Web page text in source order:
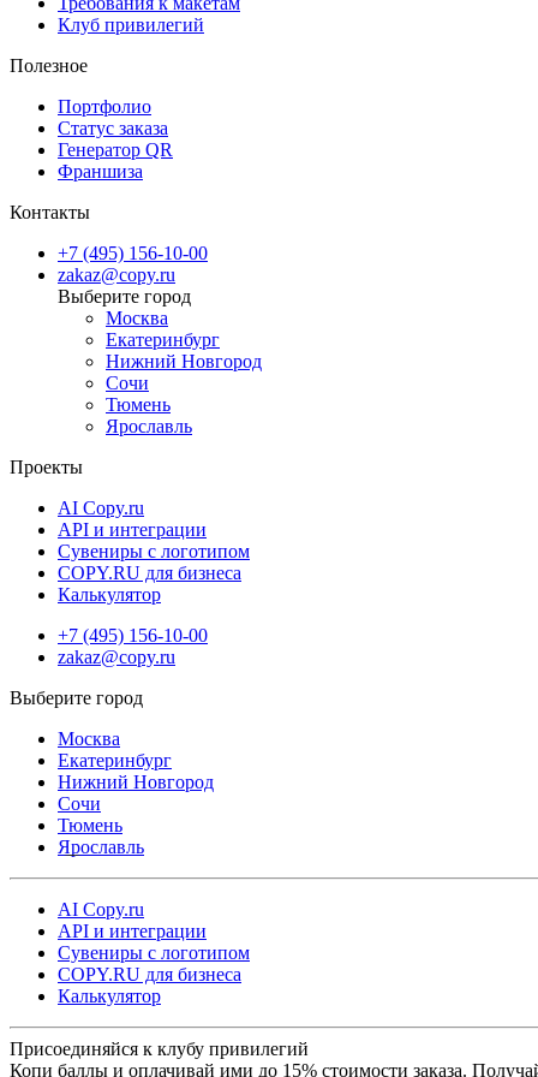
получение продукции при ограниченных сроках.
Клуб привилегий
Полезное
Портфолио
Статус заказа
Генератор QR
Франшиза
Контакты
+7 (495) 156-10-00
zakaz@copy.ru
Москва
Екатеринбург
Нижний Новгород
Сочи
Тюмень
Ярославль
Проекты
AI Copy.ru
API и интеграции
Сувениры с логотипом
COPY.RU для бизнеса
Калькулятор
+7 (495) 156-10-00
zakaz@copy.ru
Москва
Екатеринбург
Нижний Новгород
Сочи
Тюмень
Ярославль
AI Copy.ru
API и интеграции
Сувениры с логотипом
COPY.RU для бизнеса
Калькулятор
Присоединяйся к клубу привилегий
Копи баллы и оплачивай ими до 15% стоимости заказа.